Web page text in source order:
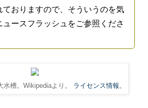
ておりますので、そういうのを気
ュースフラッシュをご参照くださ
水槽。Wikipediaより。 ライセンス情報 。